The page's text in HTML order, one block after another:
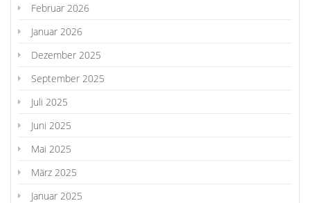
Februar 2026
Januar 2026
Dezember 2025
September 2025
Juli 2025
Juni 2025
Mai 2025
März 2025
Januar 2025